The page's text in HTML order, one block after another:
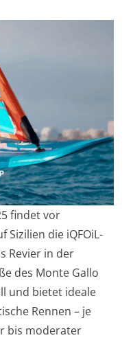
findet vor
Sizilien die iQFOiL-
Revier in der
des Monte Gallo
und bietet ideale
Rennen – je
bis moderater